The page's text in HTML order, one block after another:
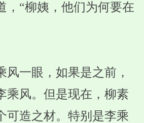
，“柳姨，他们为何要在
一眼，如果是之前，
乘风。但是现在，柳素
可造之材。特别是李乘